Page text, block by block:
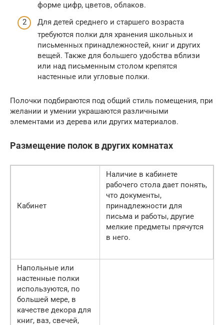
форме цифр, цветов, облаков.
Для детей среднего и старшего возраста
требуются полки для хранения школьных и
письменных принадлежностей, книг и других
вещей. Также для большего удобства вблизи
или над письменным столом крепятся
настенные или угловые полки.
Полочки подбираются под общий стиль помещения, при
желании и умении украшаются различными
элементами из дерева или других материалов.
Размещение полок в других комнатах
Кабинет
Наличие в кабинете
рабочего стола дает понять,
что документы,
принадлежности для
письма и работы, другие
мелкие предметы прячутся
в него.
Напольные или
настенные полки
используются, по
большей мере, в
качестве декора для
книг, ваз, свечей,